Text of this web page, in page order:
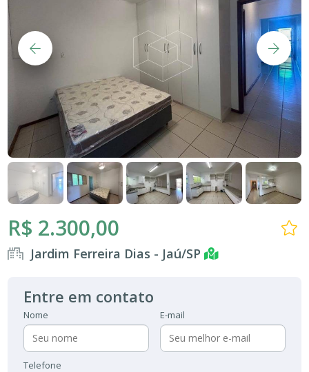
R$ 2.300,00
Jardim Ferreira Dias - Jaú/SP
Entre em contato
Nome E-mail
Telefone